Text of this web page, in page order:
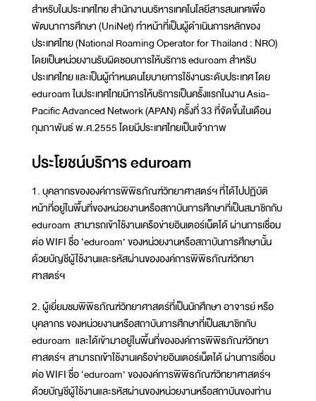
สำหรับในประเทศไทย สำนักงานบริหารเทคโนโลยีสารสนเทศเพื่อ
พัฒนาการศึกษา (UniNet) ทำหน้าที่เป็นผู้ดำเนินการหลักของ
ประเทศไทย (National Roaming Operator for Thailand : NRO)
โดยเป็นหน่วยงานรับผิดชอบการให้บริการ eduroam สำหรับ
ประเทศไทย และเป็นผู้กำหนดนโยบายการใช้งานระดับประเทศ โดย
eduroam ในประเทศไทยมีการให้บริการเป็นครั้งแรกในงาน Asia-
Pacific Advanced Network (APAN) ครั้งที่ 33 ที่จัดขึ้นในเดือน
กุมภาพันธ์ พ.ศ.2555 โดยมีประเทศไทยเป็นเจ้าภาพ
ประโยชน์บริการ eduroam
1. บุคลากรขององค์การพิพิธภัณฑ์วิทยาศาสตร์ฯ ที่ได้ไปปฏิบัติ
หน้าที่อยู่ในพื้นที่ของหน่วยงานหรือสถาบันการศึกษาที่เป็นสมาชิกกับ
eduroam สามารถเข้าใช้งานเครือข่ายอินเตอร์เน็ตได้ ผ่านการเชื่อม
ต่อ WIFI ชื่อ ‘eduroam’ ของหน่วยงานหรือสถาบันการศึกษานั้น
ด้วยบัญชีผู้ใช้งานและรหัสผ่านขององค์การพิพิธภัณฑ์วิทยา
ศาสตร์ฯ
2. ผู้เยี่ยมชมพิพิธภัณฑ์วิทยาศาสตร์ที่เป็นนักศึกษา อาจารย์ หรือ
บุคลากร ของหน่วยงานหรือสถาบันการศึกษาที่เป็นสมาชิกกับ
eduroam และได้เข้ามาอยู่ในพื้นที่ขององค์การพิพิธภัณฑ์วิทยา
ศาสตร์ฯ สามารถเข้าใช้งานเครือข่ายอินเตอร์เน็ตได้ ผ่านการเชื่อม
ต่อ WIFI ชื่อ ‘eduroam’ ขององค์การพิพิธภัณฑ์วิทยาศาสตร์ฯ
ด้วยบัญชีผู้ใช้งานและรหัสผ่านของหน่วยงานหรือสถาบันของท่าน